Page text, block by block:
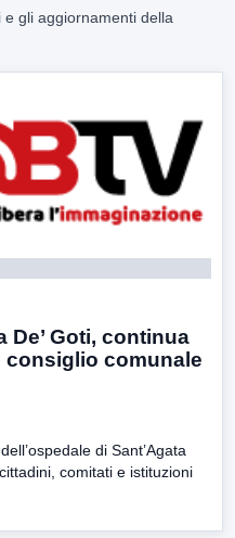
gli aggiornamenti della
De’ Goti, continua
consiglio comunale
di Sant’Agata
comitati e istituzioni